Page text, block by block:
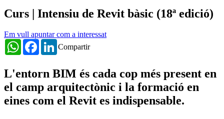
Curs | Intensiu de Revit bàsic (18ª edició)
Em vull apuntar com a interessat
Compartir
WhatsAppFacebookLinkedIn
L'entorn BIM és cada cop més present en
el camp arquitectònic i la formació en
eines com el Revit es indispensable.